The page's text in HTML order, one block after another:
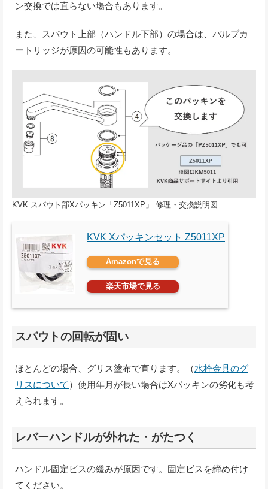
ン交換では直らない場合もあります。
また、スパウト上部（ハンドル下部）の場合は、バルブカ
ートリッジが原因の可能性もあります。
KVK スパウト部Xパッキン「Z5011XP」 修理・交換説明図
KVK Xパッキンセット Z5011XP
Amazonで見る
楽天市場で見る
スパウトの回転が固い
ほとんどの場合、グリス塗布で直ります。（水栓金具のグ
リスについて ）使用年月が長い場合はXパッキンの劣化も考
えられます。
レバーハンドルが外れた・がたつく
ハンドル固定ビスの緩みが原因です。固定ビスを締め付け
てください。